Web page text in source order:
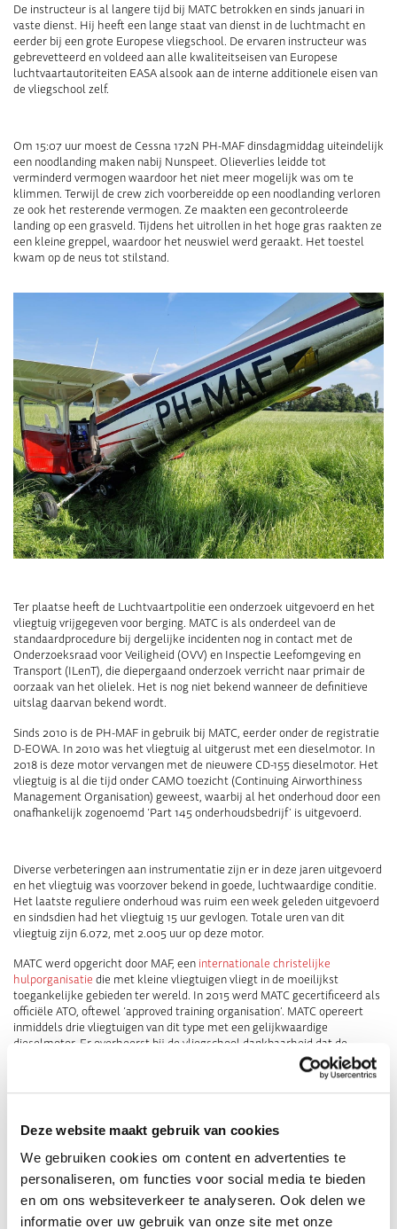
Deze website maakt gebruik van cookies
We gebruiken cookies om content en advertenties te
personaliseren, om functies voor social media te bieden
en om ons websiteverkeer te analyseren. Ook delen we
informatie over uw gebruik van onze site met onze
De instructeur is al langere tijd bij MATC betrokken en sinds januari in
vaste dienst. Hij heeft een lange staat van dienst in de luchtmacht en
eerder bij een grote Europese vliegschool. De ervaren instructeur was
gebrevetteerd en voldeed aan alle kwaliteitseisen van Europese
luchtvaartautoriteiten EASA alsook aan de interne additionele eisen van
de vliegschool zelf.
Om 15:07 uur moest de Cessna 172N PH-MAF dinsdagmiddag uiteindelijk
een noodlanding maken nabij Nunspeet. Olieverlies leidde tot
verminderd vermogen waardoor het niet meer mogelijk was om te
klimmen. Terwijl de crew zich voorbereidde op een noodlanding verloren
ze ook het resterende vermogen. Ze maakten een gecontroleerde
landing op een grasveld. Tijdens het uitrollen in het hoge gras raakten ze
een kleine greppel, waardoor het neuswiel werd geraakt. Het toestel
kwam op de neus tot stilstand.
Ter plaatse heeft de Luchtvaartpolitie een onderzoek uitgevoerd en het
vliegtuig vrijgegeven voor berging. MATC is als onderdeel van de
standaardprocedure bij dergelijke incidenten nog in contact met de
Onderzoeksraad voor Veiligheid (OVV) en Inspectie Leefomgeving en
Transport (ILenT), die diepergaand onderzoek verricht naar primair de
oorzaak van het olielek. Het is nog niet bekend wanneer de definitieve
uitslag daarvan bekend wordt.
Sinds 2010 is de PH-MAF in gebruik bij MATC, eerder onder de registratie
D-EOWA. In 2010 was het vliegtuig al uitgerust met een dieselmotor. In
2018 is deze motor vervangen met de nieuwere CD-155 dieselmotor. Het
vliegtuig is al die tijd onder CAMO toezicht (Continuing Airworthiness
Management Organisation) geweest, waarbij al het onderhoud door een
onafhankelijk zogenoemd ‘Part 145 onderhoudsbedrijf’ is uitgevoerd.
Diverse verbeteringen aan instrumentatie zijn er in deze jaren uitgevoerd
en het vliegtuig was voorzover bekend in goede, luchtwaardige conditie.
Het laatste reguliere onderhoud was ruim een week geleden uitgevoerd
en sindsdien had het vliegtuig 15 uur gevlogen. Totale uren van dit
vliegtuig zijn 6.072, met 2.005 uur op deze motor.
MATC werd opgericht door MAF, een internationale christelijke
hulporganisatie die met kleine vliegtuigen vliegt in de moeilijkst
toegankelijke gebieden ter wereld. In 2015 werd MATC gecertificeerd als
officiële ATO, oftewel ‘approved training organisation’. MATC opereert
inmiddels drie vliegtuigen van dit type met een gelijkwaardige
dieselmotor. Er overheerst bij de vliegschool dankbaarheid dat de
Het toestel is op 1 augustus 2024 geborgen en staat nu op vliegveld